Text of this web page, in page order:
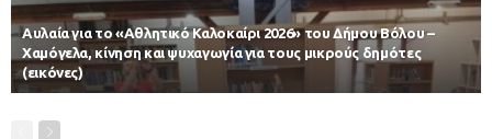
Αυλαία για το «Αθλητικό Καλοκαίρι 2026» του Δήμου Βόλου –
Χαμόγελα, κίνηση και ψυχαγωγία για τους μικρούς δημότες
(εικόνες)